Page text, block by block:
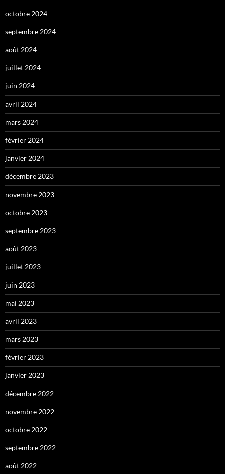
octobre 2024
septembre 2024
août 2024
juillet 2024
juin 2024
avril 2024
mars 2024
février 2024
janvier 2024
décembre 2023
novembre 2023
octobre 2023
septembre 2023
août 2023
juillet 2023
juin 2023
mai 2023
avril 2023
mars 2023
février 2023
janvier 2023
décembre 2022
novembre 2022
octobre 2022
septembre 2022
août 2022